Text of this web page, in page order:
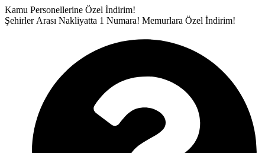
İçeriğe
atla
Kamu Personellerine Özel İndirim!
Şehirler Arası Nakliyatta 1 Numara! Memurlara Özel İndirim!